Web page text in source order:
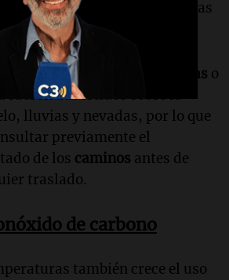
durante jornadas frías en las
de sed.
viajar por rutas serranas o
fueron advertidos sobre la
lluvias y nevadas, por lo que
previamente el
de los caminos antes de
traslado.
de carbono
también crece el uso